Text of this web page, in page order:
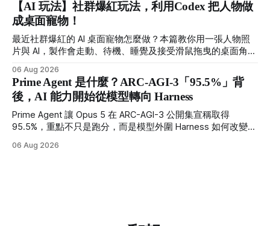
【AI 玩法】社群爆紅玩法，利用Codex 把人物做
成桌面寵物！
最近社群爆紅的 AI 桌面寵物怎麼做？本篇教你用一張人物照
片與 AI，製作會走動、待機、睡覺及接受滑鼠拖曳的桌面角
06 Aug 2026
Prime Agent 是什麼？ARC-AGI-3「95.5%」背
後，AI 能力開始從模型轉向 Harness
Prime Agent 讓 Opus 5 在 ARC-AGI-3 公開集宣稱取得
95.5%，重點不只是跑分，而是模型外圍 Harness 如何改變長
06 Aug 2026